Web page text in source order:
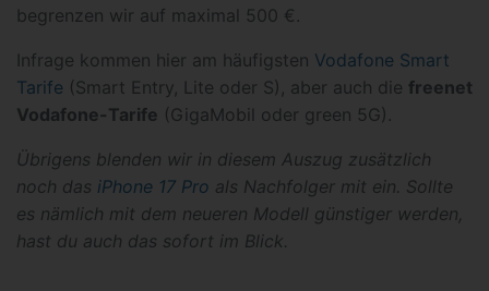
begrenzen wir auf maximal 500 €.
Infrage kommen hier am häufigsten Vodafone Smart
Tarife (Smart Entry, Lite oder S), aber auch die freenet
Vodafone-Tarife (GigaMobil oder green 5G).
Übrigens blenden wir in diesem Auszug zusätzlich
noch das iPhone 17 Pro als Nachfolger mit ein. Sollte
es nämlich mit dem neueren Modell günstiger werden,
hast du auch das sofort im Blick.